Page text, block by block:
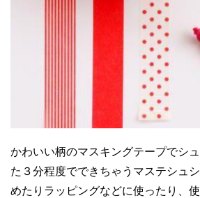
かわいい柄のマスキングテープでシ
た３分程度でできちゃうマステシュ
めたりラッピングなどに使ったり、使